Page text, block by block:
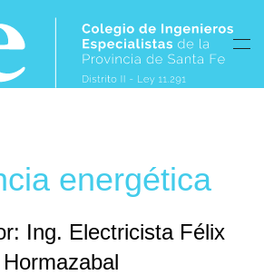
energética
Ing. Electricista Félix
Hormazabal